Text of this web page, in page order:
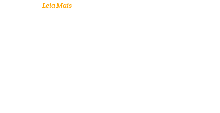
Leia Mais